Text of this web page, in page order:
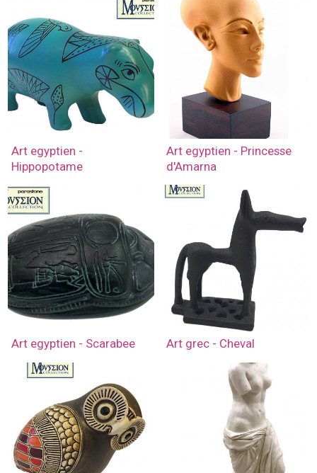
Art egyptien -
Hippopotame
Art egyptien - Princesse
d'Amarna
Art egyptien - Scarabee Art grec - Cheval